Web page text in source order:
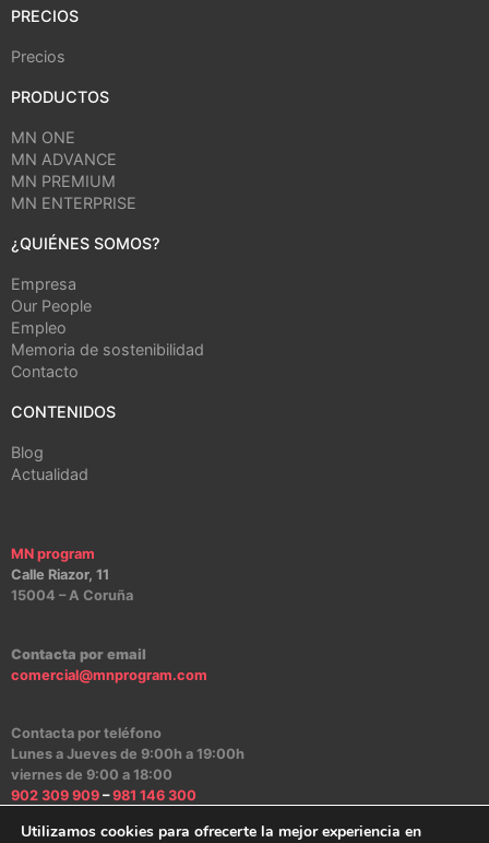
PRECIOS
Precios
PRODUCTOS
MN ONE
MN ADVANCE
MN PREMIUM
MN ENTERPRISE
¿QUIÉNES SOMOS?
Empresa
Our People
Empleo
Memoria de sostenibilidad
Contacto
CONTENIDOS
Blog
Actualidad
MN program
Calle Riazor, 11
15004 – A Coruña
Contacta por email
comercial@mnprogram.com
Contacta por teléfono
Lunes a Jueves de 9:00h a 19:00h
viernes de 9:00 a 18:00
902 309 909 –981 146 300
Utilizamos cookies para ofrecerte la mejor experiencia en